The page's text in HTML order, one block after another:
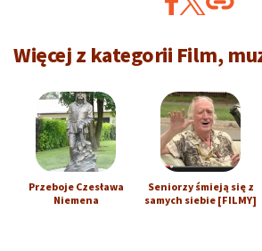
Więcej z kategorii Film,
Przeboje Czesława
Niemena
Seniorzy śmieją się z
samych siebie [FILMY]